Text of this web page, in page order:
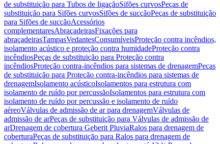
de substituição para Tubos de ligaçãoSifões curvosPeças de
substituição para Sifões curvosSifões de sucçãoPeças de substituição
para Sifões de sucçãoAcessórios
complementaresAbraçadeirasFixações para
abraçadeirasTampasVedantesConsumíveisProteção contra incêndios,
isolamento acústico e proteção contra humidadeProteção contra
incêndiosPeças de substituição para Proteção contra
incêndiosProteção contra-incêndios para sistemas de drenagemPeças
de substituição para Proteção contra-incêndios para sistemas de
drenagemIsolamento acústicoIsolamentos para estrutura com
isolamento de ruído por percussãoIsolamentos para estrutura com
isolamento de ruído por percussão e isolamento de ruído
aéreoVálvulas de admissão de ar para drenagemVálvulas de
admissão de arPeças de substituição para Válvulas de admissão de
arDrenagem de cobertura Geberit PluviaRalos para drenagem de
coberturaPeças de substituição para Ralos para drenagem de